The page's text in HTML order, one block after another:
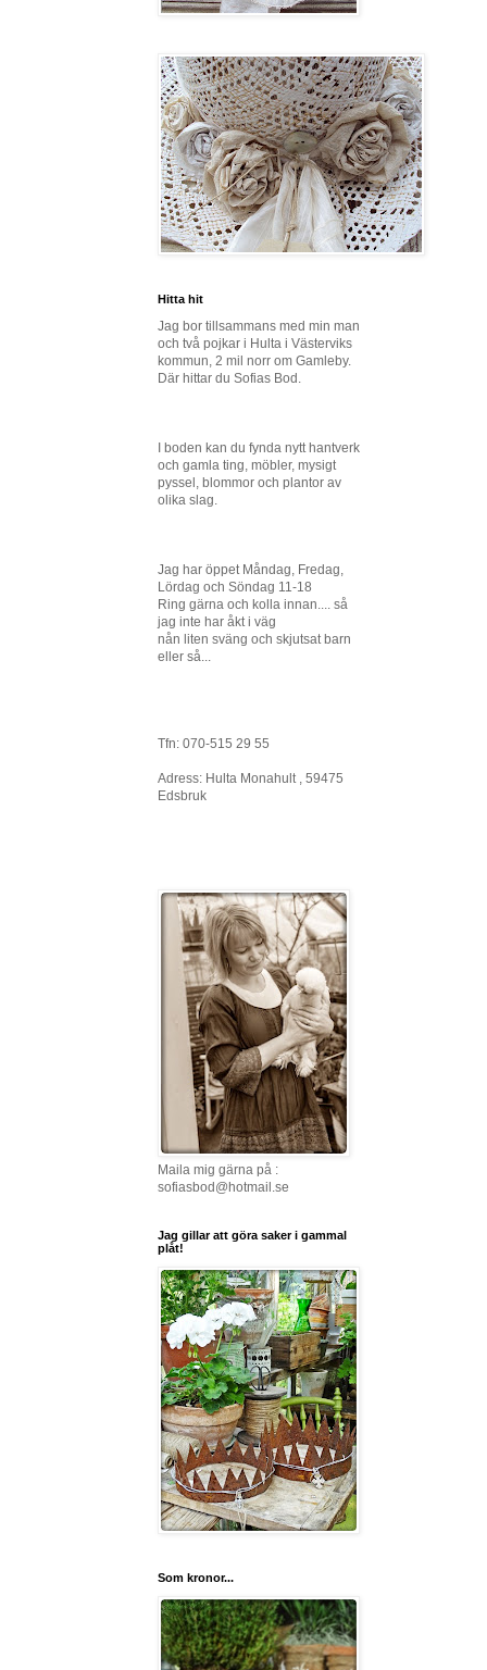
Hitta hit
Jag bor tillsammans med min man
och två pojkar i Hulta i Västerviks
kommun, 2 mil norr om Gamleby.
Där hittar du Sofias Bod.
I boden kan du fynda nytt hantverk
och gamla ting, möbler, mysigt
pyssel, blommor och plantor av
olika slag.
Jag har öppet Måndag, Fredag,
Lördag och Söndag 11-18
Ring gärna och kolla innan.... så
jag inte har åkt i väg
nån liten sväng och skjutsat barn
eller så...
Tfn: 070-515 29 55
Adress: Hulta Monahult , 59475
Edsbruk
Maila mig gärna på :
sofiasbod@hotmail.se
Jag gillar att göra saker i gammal
plåt!
Som kronor...